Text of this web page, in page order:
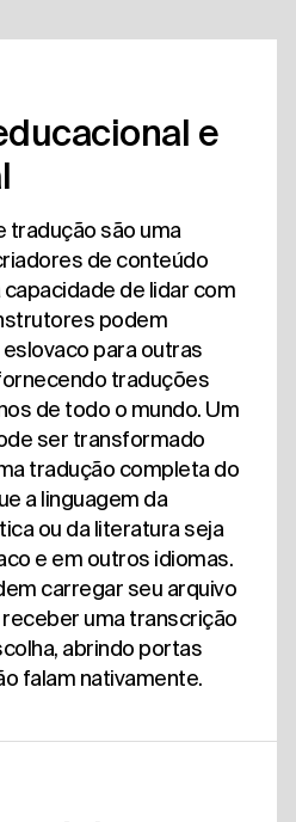
e
tradução são uma
de conteúdo
de lidar com
podem
para outras
traduções
de todo o mundo. Um
ser transformado
tradução completa do
a linguagem da
ou da literatura seja
e em outros idiomas.
carregar seu arquivo
uma transcrição
abrindo portas
falam nativamente.